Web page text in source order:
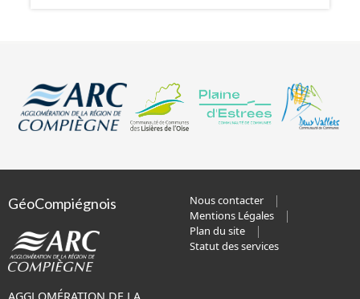
GéoCompiégnois
Nous contacter
Mentions Légales
Plan du site
Statut des services